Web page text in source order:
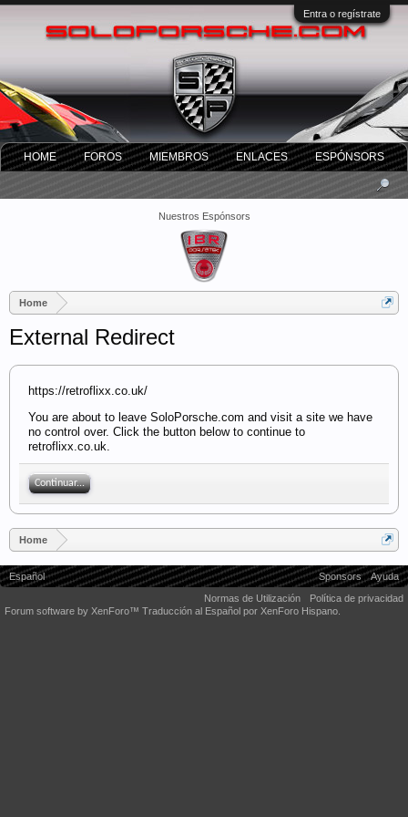
Entra o regístrate
Nuestros Espónsors
Home
External Redirect
https://retroflixx.co.uk/
You are about to leave SoloPorsche.com and visit a site we have
no control over. Click the button below to continue to
retroflixx.co.uk.
Continuar...
Home
HOME FOROS MIEMBROS ENLACES ESPÓNSORS
Español Sponsors
Ayuda
Normas de Utilización
Política de privacidad
Forum software by XenForo™ Traducción al Español por XenForo Hispano.